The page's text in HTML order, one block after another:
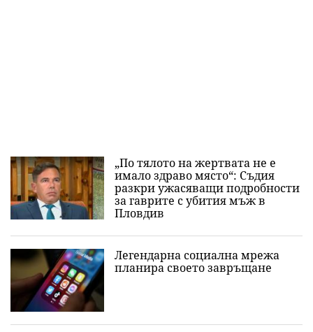
„По тялото на жертвата не е
имало здраво място“: Съдия
разкри ужасяващи подробности
за гаврите с убития мъж в
Пловдив
Легендарна социална мрежа
планира своето завръщане